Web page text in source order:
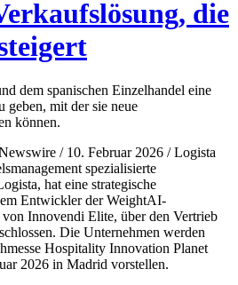
die
dem spanischen Einzelhandel eine
geben, mit der sie neue
können.
/ 10. Februar 2026 / Logista
spezialisierte
hat eine strategische
Entwickler der WeightAI-
Innovendi Elite, über den Vertrieb
Die Unternehmen werden
Hospitality Innovation Planet
2026 in Madrid vorstellen.